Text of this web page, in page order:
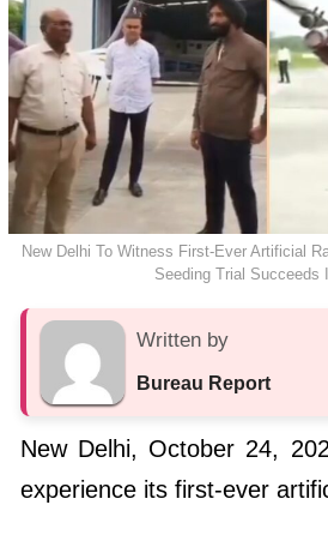
New Delhi To Witness First-Ever Artificial
Seeding Trial Succeeds
Written by
Bureau Report
New Delhi, October 24,
experience its first-ever